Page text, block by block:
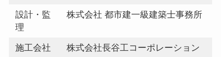
設計・監
理
株式会社 都市建一級建築士事務所
施工会社 株式会社長谷工コーポレーション